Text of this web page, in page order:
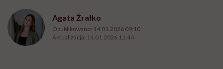
Agata Źrałko
Opublikowano: 14.01.2026 09:10
Aktualizacja: 14.01.2026 11:44